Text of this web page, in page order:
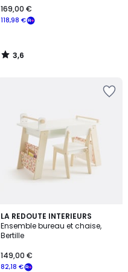
118,98 €
169,00 €
3,6
/
LA REDOUTE INTERIEURS
Ensemble bureau et chaise,
Bertille
82,18 €
149,00 €
2
/
5